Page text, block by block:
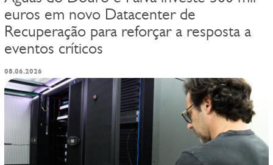
euros em novo Datacenter de
Recuperação para reforçar a resposta a
eventos críticos
08.06.2026